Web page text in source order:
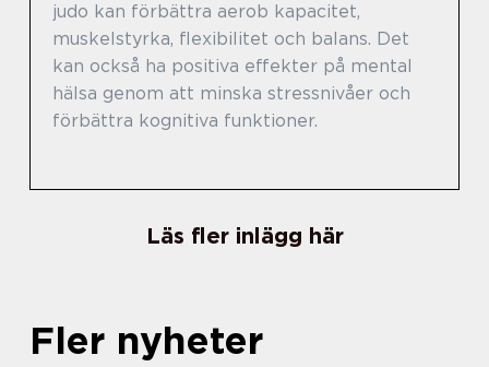
judo kan förbättra aerob kapacitet,
muskelstyrka, flexibilitet och balans. Det
kan också ha positiva effekter på mental
hälsa genom att minska stressnivåer och
förbättra kognitiva funktioner.
Läs fler inlägg här
Fler nyheter